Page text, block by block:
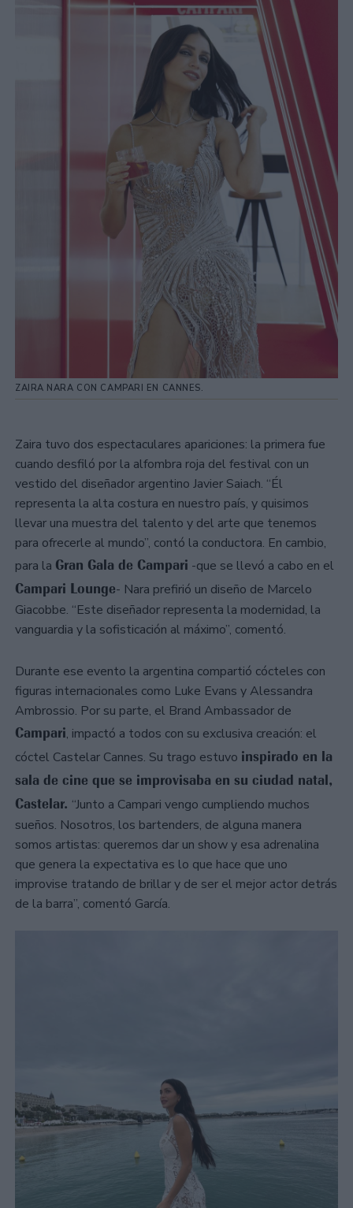
ZAIRA NARA CON CAMPARI EN CANNES.
Zaira tuvo dos espectaculares apariciones: la primera fue
cuando desfiló por la alfombra roja del festival con un
vestido del diseñador argentino Javier Saiach. “Él
representa la alta costura en nuestro país, y quisimos
llevar una muestra del talento y del arte que tenemos
para ofrecerle al mundo”, contó la conductora. En cambio,
para la Gran Gala de Campari -que se llevó a cabo en el
Campari Lounge- Nara prefirió un diseño de Marcelo
Giacobbe. “Este diseñador representa la modernidad, la
vanguardia y la sofisticación al máximo”, comentó.
Durante ese evento la argentina compartió cócteles con
figuras internacionales como Luke Evans y Alessandra
Ambrossio. Por su parte, el Brand Ambassador de
Campari, impactó a todos con su exclusiva creación: el
cóctel Castelar Cannes. Su trago estuvo inspirado en la
sala de cine que se improvisaba en su ciudad natal,
Castelar. “Junto a Campari vengo cumpliendo muchos
sueños. Nosotros, los bartenders, de alguna manera
somos artistas: queremos dar un show y esa adrenalina
que genera la expectativa es lo que hace que uno
improvise tratando de brillar y de ser el mejor actor detrás
de la barra”, comentó García.